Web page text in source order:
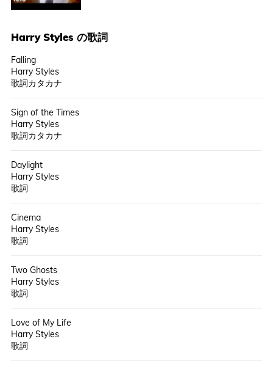
Harry Styles の歌詞
Falling
Harry Styles
歌詞カタカナ
Sign of the Times
Harry Styles
歌詞カタカナ
Daylight
Harry Styles
歌詞
Cinema
Harry Styles
歌詞
Two Ghosts
Harry Styles
歌詞
Love of My Life
Harry Styles
歌詞